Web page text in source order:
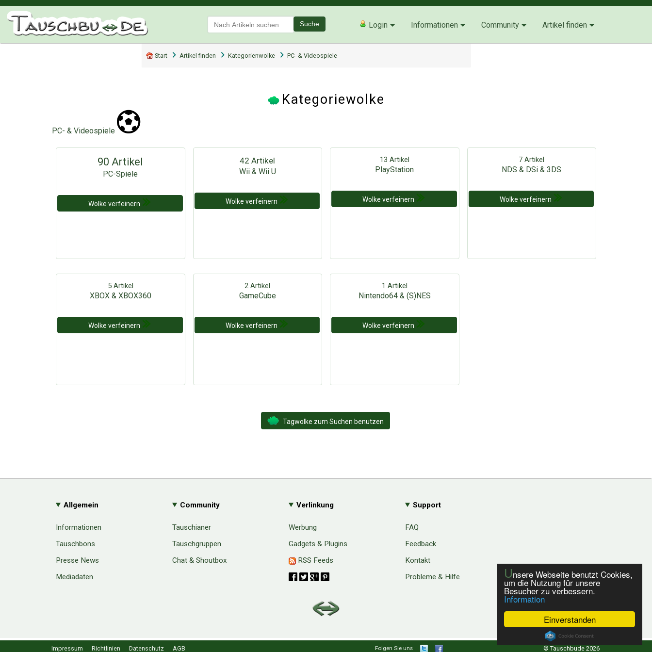
Einverstanden
Unsere Webseite benutzt Cookies,
um die Nutzung für unsere
Besucher zu verbessern.
Information
Suche Login Informationen Community Artikel finden
Start Artikel finden Kategorienwolke PC- & Videospiele
Kategoriewolke
PC- & Videospiele
90 Artikel
PC-Spiele
Wolke verfeinern
42 Artikel
Wii & Wii U
Wolke verfeinern
13 Artikel
PlayStation
Wolke verfeinern
7 Artikel
NDS & DSi & 3DS
Wolke verfeinern
5 Artikel
XBOX & XBOX360
Wolke verfeinern
2 Artikel
GameCube
Wolke verfeinern
1 Artikel
Nintendo64 & (S)NES
Wolke verfeinern
Tagwolke zum Suchen benutzen
Allgemein
Informationen
Tauschbons
Presse News
Mediadaten
Community
Tauschianer
Tauschgruppen
Chat & Shoutbox
Verlinkung
Werbung
Gadgets & Plugins
RSS Feeds
Support
FAQ
Feedback
Kontakt
Probleme & Hilfe
© Tauschbude 2026
Impressum Richtlinien Datenschutz AGB Folgen Sie uns